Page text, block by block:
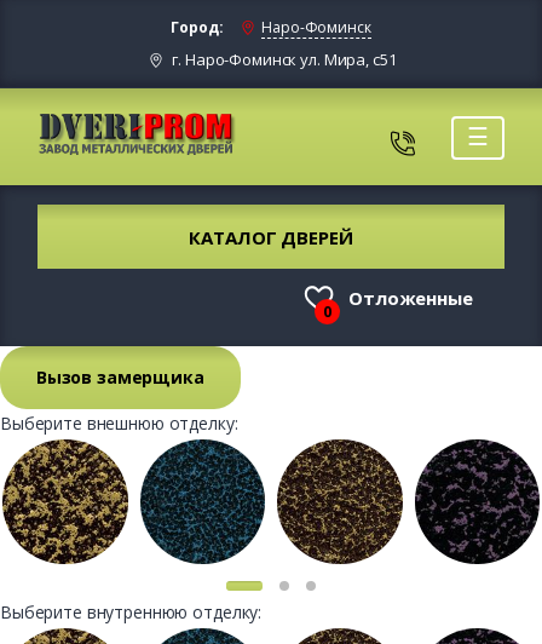
Город: Наро-Фоминск
г. Наро-Фоминск ул. Мира, с51
☰
КАТАЛОГ ДВЕРЕЙ
0
Отложенные
Вызов замерщика
Выберите внешнюю отделку:
Выберите внутреннюю отделку: